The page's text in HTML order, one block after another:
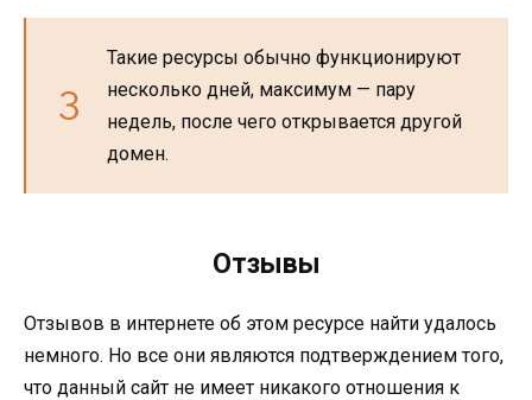
Такие ресурсы обычно функционируют
несколько дней, максимум — пару
недель, после чего открывается другой
домен.
Отзывы
Отзывов в интернете об этом ресурсе найти удалось
немного. Но все они являются подтверждением того,
что данный сайт не имеет никакого отношения к